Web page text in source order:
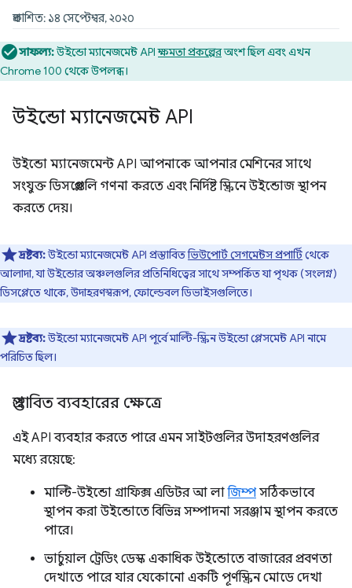
প্রকাশিত: ১৪ সেপ্টেম্বর, ২০২০
সাফল্য:উইন্ডো ম্যানেজমেন্ট APIক্ষমতা প্রকল্পেরঅংশ ছিল এবং এখন
Chrome 100 থেকে উপলব্ধ।
উইন্ডো ম্যানেজমেন্ট API
উইন্ডো ম্যানেজমেন্ট API আপনাকে আপনার মেশিনের সাথে
সংযুক্ত ডিসপ্লেগুলি গণনা করতে এবং নির্দিষ্ট স্ক্রিনে উইন্ডোজ স্থাপন
করতে দেয়।
দ্রষ্টব্য:উইন্ডো ম্যানেজমেন্ট API প্রস্তাবিতভিউপোর্ট সেগমেন্টস প্রপার্টিথেকে
আলাদা, যা উইন্ডোর অঞ্চলগুলির প্রতিনিধিত্বের সাথে সম্পর্কিত যা পৃথক (সংলগ্ন)
ডিসপ্লেতে থাকে, উদাহরণস্বরূপ, ফোল্ডেবল ডিভাইসগুলিতে।
দ্রষ্টব্য:উইন্ডো ম্যানেজমেন্ট API পূর্বে মাল্টি-স্ক্রিন উইন্ডো প্লেসমেন্ট API নামে
পরিচিত ছিল।
প্রস্তাবিত ব্যবহারের ক্ষেত্রে
এই API ব্যবহার করতে পারে এমন সাইটগুলির উদাহরণগুলির
মধ্যে রয়েছে:
মাল্টি-উইন্ডো গ্রাফিক্স এডিটর আ লাজিম্পসঠিকভাবে
স্থাপন করা উইন্ডোতে বিভিন্ন সম্পাদনা সরঞ্জাম স্থাপন করতে
পারে।
ভার্চুয়াল ট্রেডিং ডেস্ক একাধিক উইন্ডোতে বাজারের প্রবণতা
দেখাতে পারে যার যেকোনো একটি পূর্ণস্ক্রিন মোডে দেখা